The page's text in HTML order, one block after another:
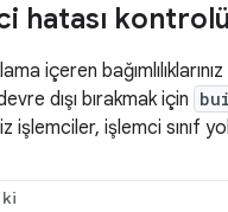
hatası
içeren
dışı bırakmak için
işlemciler, işlemci sınıf